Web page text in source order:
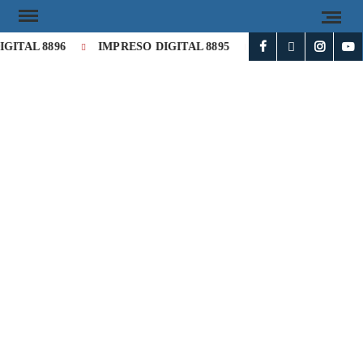
8896 IMPRESO DIGITAL 8895 IMPRESO DIGITAL